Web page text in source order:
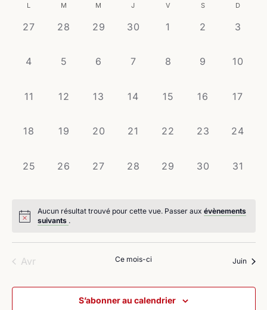
vues
date.
Calendrier
de
Évènements
L M M J V S D
0
27
0
28
0
29
0
30
0
1
0
2
0
3
0
4
0
5
0
6
0
7
0
8
0
9
0
10
0
11
0
12
0
13
0
14
0
15
0
16
0
17
0
18
0
19
0
20
0
21
0
22
0
23
0
24
0
25
0
26
0
27
0
28
0
29
0
30
0
31
Aucun résultat trouvé pour cette vue. Passer aux évènements
suivants .
Avr Ce mois-ci Juin
S’abonner au calendrier